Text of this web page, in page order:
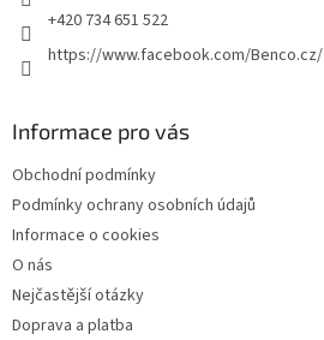
+420 734 651 522
https://www.facebook.com/Benco.cz/
Informace pro vás
Obchodní podmínky
Podmínky ochrany osobních údajů
Informace o cookies
O nás
Nejčastější otázky
Doprava a platba